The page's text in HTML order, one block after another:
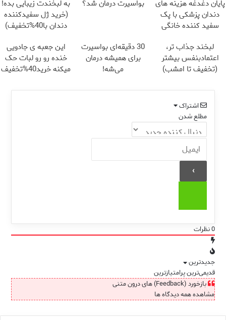
پایان دغدغه هزینه های
دندان پزشکی با پک
سفید کننده خانگی
بواسیرت درمان شد؟
به لبخندت زیبایی بده!
(خرید ژل سفیدکننده
دندان با40%تخفیف)
لبخند جذاب تر،
اعتمادبنفس بیشتر
(تخفیف تا امشب)
30 دقیقه‌ای بواسیرت
برای همیشه درمان
می‌شه!
این جعبه ی جادویی
خنده رو رو لبات حک
میکنه خرید40%تخفیف
اشتراک
مطلع شدن
0نظرات
جدیدترین
قدیمی‌ترینپرامتیازترین
بازخورد (Feedback) های درون متنی
مشاهده همه دیدگاه ها